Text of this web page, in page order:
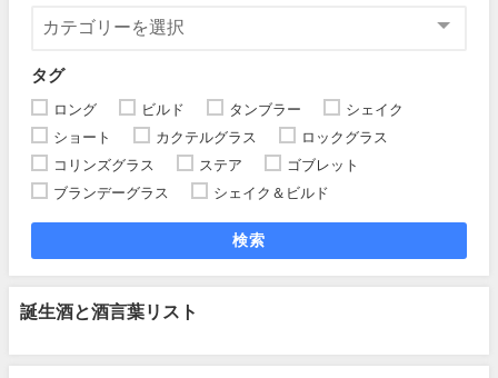
タグ
ロング ビルド タンブラー
シェイク
ショート
カクテルグラス
ロックグラス
コリンズグラス
ステア
ゴブレット
ブランデーグラス
シェイク＆ビルド
検索
誕生酒と酒言葉リスト